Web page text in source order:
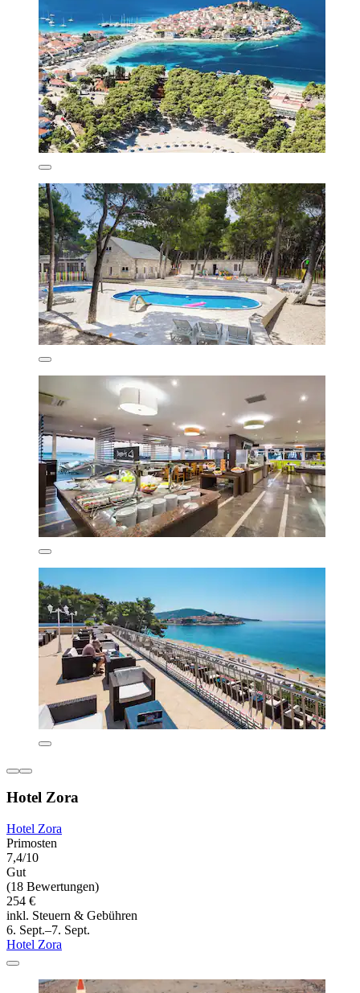
Hotel Zora
Hotel Zora
Primosten
7,4/10
Gut
(18 Bewertungen)
254 €
inkl. Steuern & Gebühren
6. Sept.–7. Sept.
Hotel Zora